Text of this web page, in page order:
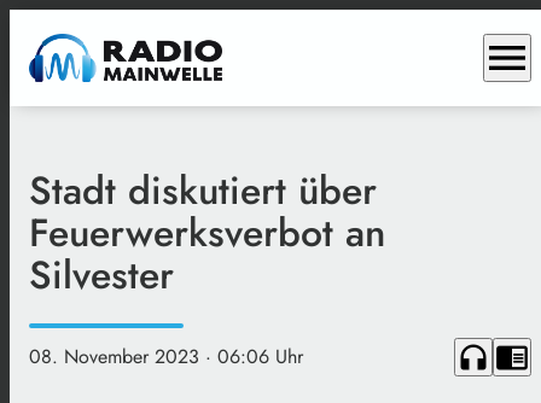
menu
Stadt diskutiert über
Feuerwerksverbot an
Silvester
08. November 2023 · 06:06 Uhr headphones chrome_reader_mode